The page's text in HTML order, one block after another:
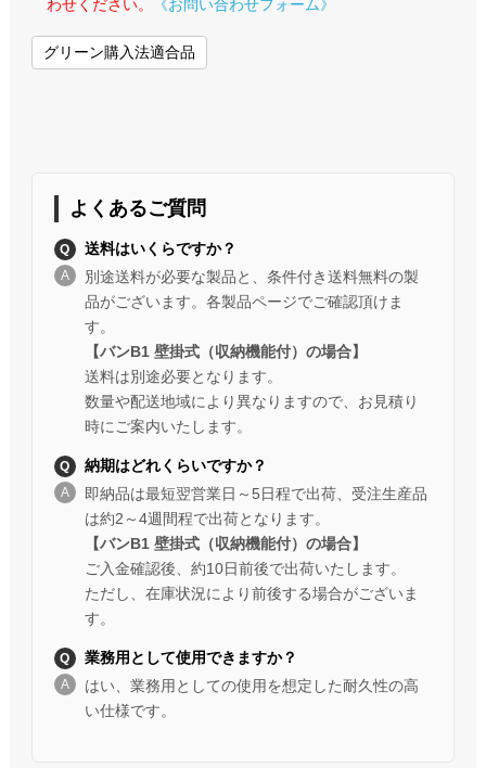
わせください。 《お問い合わせフォーム》
グリーン購入法適合品
よくあるご質問
送料はいくらですか？
別途送料が必要な製品と、条件付き送料無料の製
品がございます。各製品ページでご確認頂けま
す。
【バンB1 壁掛式（収納機能付）の場合】
送料は別途必要となります。
数量や配送地域により異なりますので、お見積り
時にご案内いたします。
納期はどれくらいですか？
即納品は最短翌営業日～5日程で出荷、受注生産品
は約2～4週間程で出荷となります。
【バンB1 壁掛式（収納機能付）の場合】
ご入金確認後、約10日前後で出荷いたします。
ただし、在庫状況により前後する場合がございま
す。
業務用として使用できますか？
はい、業務用としての使用を想定した耐久性の高
い仕様です。